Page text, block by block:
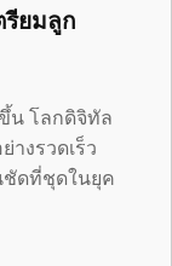
รียมลูก
น โลกดิจิทัล
งรวดเร็ว
ชัดที่ชุดในยุค